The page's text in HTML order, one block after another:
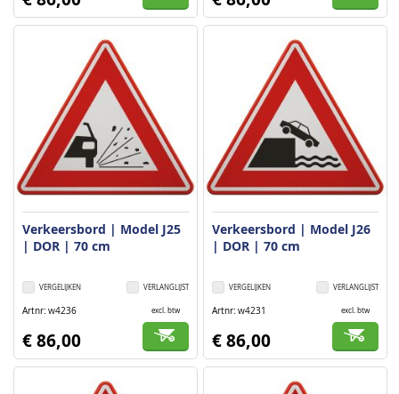
Verkeersbord | Model J25
| DOR | 70 cm
VERLANGLIJST
VERGELIJKEN
Artnr w4236 excl. btw
€ 86,00
Verkeersbord | Model J26
| DOR | 70 cm
VERLANGLIJST
VERGELIJKEN
Artnr w4231 excl. btw
€ 86,00